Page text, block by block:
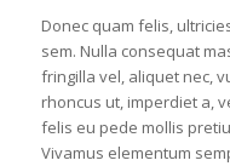
Donec quam felis,
sem. Nulla consequat
fringilla vel, aliquet nec,
rhoncus ut, imperdiet a,
felis eu pede mollis
Vivamus elementum